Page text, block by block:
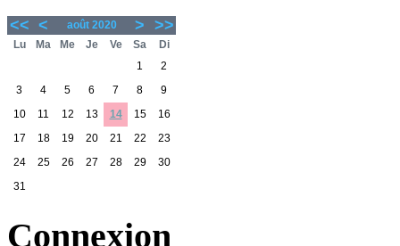
<< < août 2020 > >>
Lu Ma Me Je Ve Sa
Di
1
2
3
4 5 6 7 8
9
10
11 12 13 14 15
16
17
18 19 20 21 22
23
24
25 26 27 28 29
30
31
Connexion